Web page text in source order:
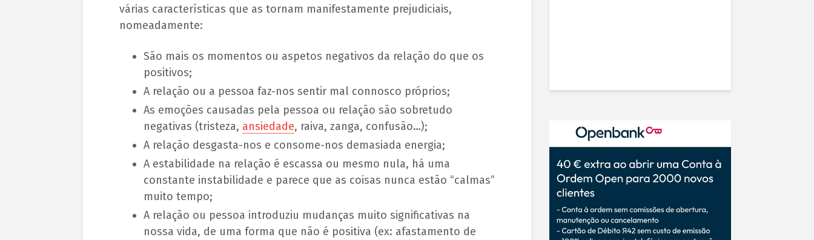
várias características que as tornam manifestamente prejudiciais,
nomeadamente:
São mais os momentos ou aspetos negativos da relação do que os
positivos;
A relação ou a pessoa faz-nos sentir mal connosco próprios;
As emoções causadas pela pessoa ou relação são sobretudo
negativas (tristeza, ansiedade, raiva, zanga, confusão…);
A relação desgasta-nos e consome-nos demasiada energia;
A estabilidade na relação é escassa ou mesmo nula, há uma
constante instabilidade e parece que as coisas nunca estão “calmas”
muito tempo;
A relação ou pessoa introduziu mudanças muito significativas na
nossa vida, de uma forma que não é positiva (ex: afastamento de